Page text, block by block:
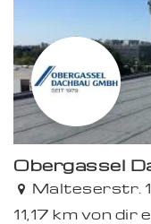
Obergassel
Malteserstr.
11,17 km von